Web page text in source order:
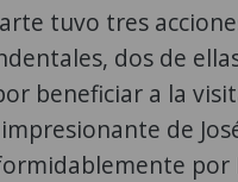
tuvo tres
dos de
beneficiar a la
de
por